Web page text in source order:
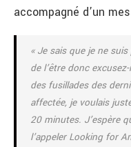
accompagné d’un
« Je sais que je ne
de l’être donc
des fusillades des
affectée, je voulais
20 minutes. J’espère
l’appelerLooking for